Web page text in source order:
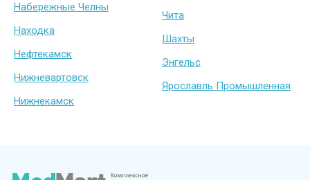
Набережные Челны
Находка
Нефтекамск
Нижневартовск
Нижнекамск
Чита
Шахты
Энгельс
Ярославль Промышленная